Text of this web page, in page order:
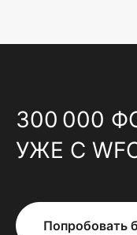
300 000
УЖЕ С
Попробовать